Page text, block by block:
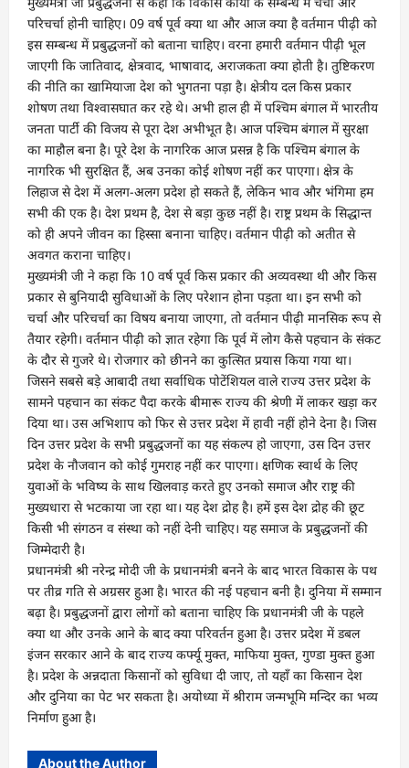
परिचर्चा होनी चाहिए। 09 वर्ष पूर्व क्या था और आज क्या है वर्तमान पीढ़ी को
इस सम्बन्ध में प्रबुद्धजनों को बताना चाहिए। वरना हमारी वर्तमान पीढ़ी भूल
जाएगी कि जातिवाद, क्षेत्रवाद, भाषावाद, अराजकता क्या होती है। तुष्टिकरण
की नीति का खामियाजा देश को भुगतना पड़ा है। क्षेत्रीय दल किस प्रकार
शोषण तथा विश्वासघात कर रहे थे। अभी हाल ही में पश्चिम बंगाल में भारतीय
जनता पार्टी की विजय से पूरा देश अभीभूत है। आज पश्चिम बंगाल में सुरक्षा
का माहौल बना है। पूरे देश के नागरिक आज प्रसन्न है कि पश्चिम बंगाल के
नागरिक भी सुरक्षित हैं, अब उनका कोई शोषण नहीं कर पाएगा। क्षेत्र के
लिहाज से देश में अलग-अलग प्रदेश हो सकते हैं, लेकिन भाव और भंगिमा हम
सभी की एक है। देश प्रथम है, देश से बड़ा कुछ नहीं है। राष्ट्र प्रथम के सिद्धान्त
को ही अपने जीवन का हिस्सा बनाना चाहिए। वर्तमान पीढ़ी को अतीत से
अवगत कराना चाहिए।
मुख्यमंत्री जी ने कहा कि 10 वर्ष पूर्व किस प्रकार की अव्यवस्था थी और किस
प्रकार से बुनियादी सुविधाओं के लिए परेशान होना पड़ता था। इन सभी को
चर्चा और परिचर्चा का विषय बनाया जाएगा, तो वर्तमान पीढ़ी मानसिक रूप से
तैयार रहेगी। वर्तमान पीढ़ी को ज्ञात रहेगा कि पूर्व में लोग कैसे पहचान के संकट
के दौर से गुजरे थे। रोजगार को छीनने का कुत्सित प्रयास किया गया था।
जिसने सबसे बड़े आबादी तथा सर्वाधिक पोटेंशियल वाले राज्य उत्तर प्रदेश के
सामने पहचान का संकट पैदा करके बीमारू राज्य की श्रेणी में लाकर खड़ा कर
दिया था। उस अभिशाप को फिर से उत्तर प्रदेश में हावी नहीं होने देना है। जिस
दिन उत्तर प्रदेश के सभी प्रबुद्धजनों का यह संकल्प हो जाएगा, उस दिन उत्तर
प्रदेश के नौजवान को कोई गुमराह नहीं कर पाएगा। क्षणिक स्वार्थ के लिए
युवाओं के भविष्य के साथ खिलवाड़ करते हुए उनको समाज और राष्ट्र की
मुख्यधारा से भटकाया जा रहा था। यह देश द्रोह है। हमें इस देश द्रोह की छूट
किसी भी संगठन व संस्था को नहीं देनी चाहिए। यह समाज के प्रबुद्धजनों की
जिम्मेदारी है।
प्रधानमंत्री श्री नरेन्द्र मोदी जी के प्रधानमंत्री बनने के बाद भारत विकास के पथ
पर तीव्र गति से अग्रसर हुआ है। भारत की नई पहचान बनी है। दुनिया में सम्मान
बढ़ा है। प्रबुद्धजनों द्वारा लोगों को बताना चाहिए कि प्रधानमंत्री जी के पहले
क्या था और उनके आने के बाद क्या परिवर्तन हुआ है। उत्तर प्रदेश में डबल
इंजन सरकार आने के बाद राज्य कर्फ्यू मुक्त, माफिया मुक्त, गुण्डा मुक्त हुआ
है। प्रदेश के अन्नदाता किसानों को सुविधा दी जाए, तो यहाँ का किसान देश
और दुनिया का पेट भर सकता है। अयोध्या में श्रीराम जन्मभूमि मन्दिर का भव्य
निर्माण हुआ है।
About the Author